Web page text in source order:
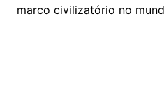
marco civilizatório no